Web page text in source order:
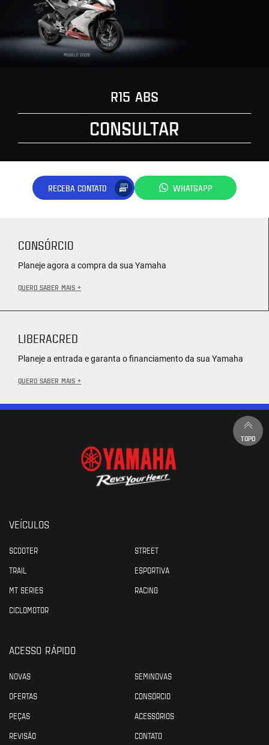
R15 ABS
CONSULTAR
RECEBA CONTATO WHATSAPP
CONSÓRCIO
Planeje agora a compra da sua Yamaha
QUERO SABER MAIS +
LIBERACRED
Planeje a entrada e garanta o financiamento da sua Yamaha
QUERO SABER MAIS +
TOPO
VEÍCULOS
SCOOTER
STREET
TRAIL
ESPORTIVA
MT SERIES
RACING
CICLOMOTOR
ACESSO RÁPIDO
NOVAS
SEMINOVAS
OFERTAS
CONSÓRCIO
PEÇAS
ACESSÓRIOS
REVISÃO
CONTATO